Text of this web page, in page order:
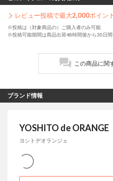
レビュー投稿で最大2,000ポイント
※投稿は（対象商品の）ご購入者のみ可能
※投稿可能期間は商品出荷48時間後から30日
この商品に関
ブランド情報
YOSHITO de ORANGE
ヨシトデオランジェ